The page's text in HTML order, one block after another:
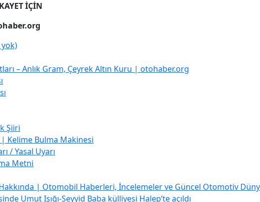
İÇİN
yok)
– Anlık Gram, Çeyrek Altın Kuru | otohaber.org
Şiiri
Kelime Bulma Makinesi
/ Yasal Uyarı
Metni
| Otomobil Haberleri, İncelemeler ve Güncel Otomotiv
Umut Işığı-Seyyid Baba külliyesi Halep’te açıldı